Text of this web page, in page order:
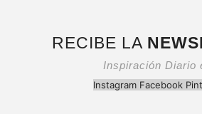
RECIBE LA
Inspiración Diario
Instagram Facebook